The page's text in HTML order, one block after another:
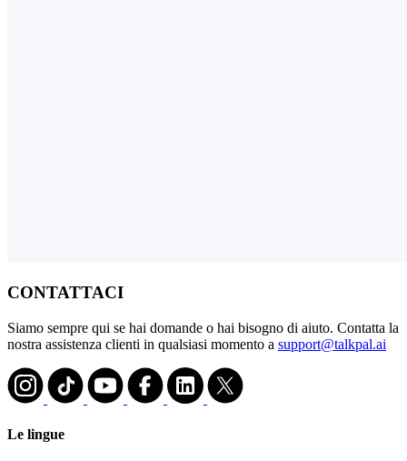
CONTATTACI
Siamo sempre qui se hai domande o hai bisogno di aiuto. Contatta la
nostra assistenza clienti in qualsiasi momento a support@talkpal.ai
Le lingue